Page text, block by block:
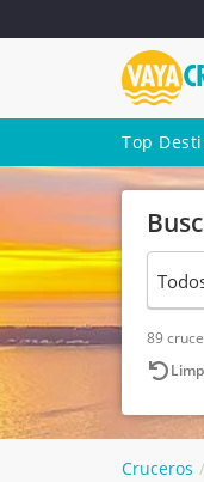
Top
89
Cruceros